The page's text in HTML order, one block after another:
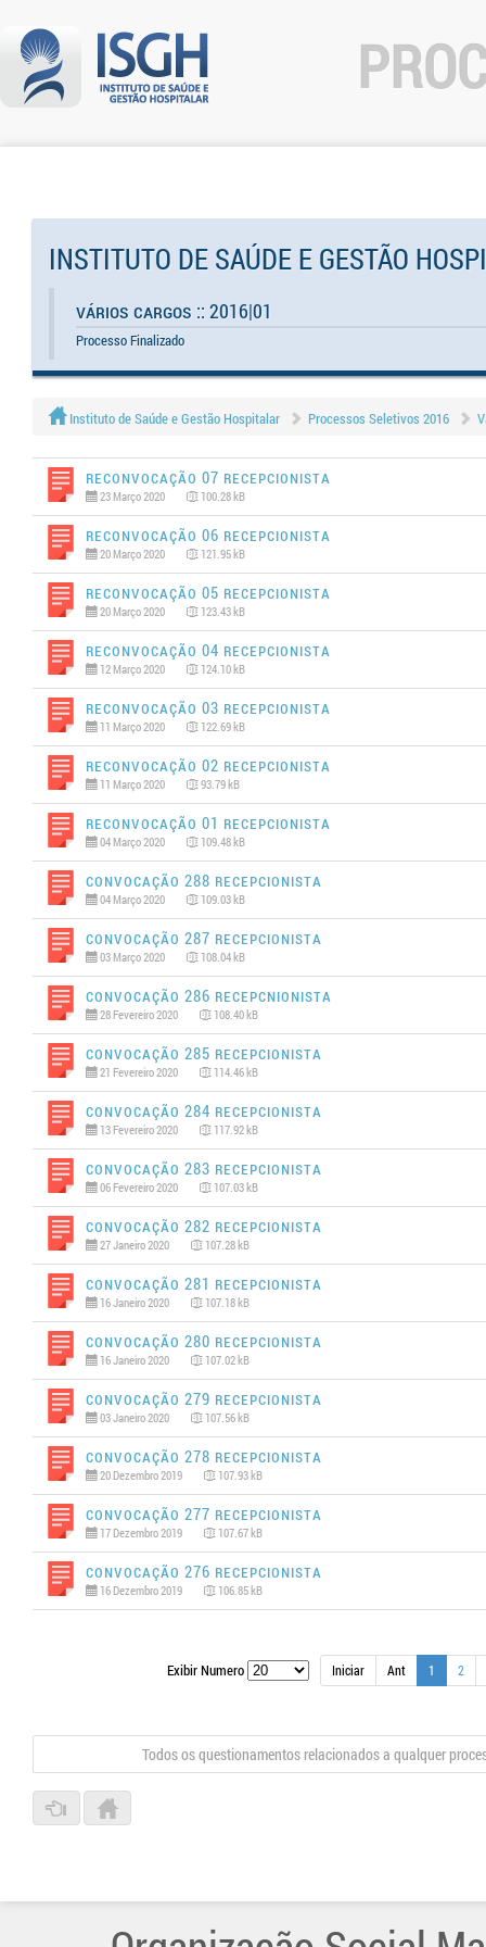
INSTITUTO DE SAÚDE E GESTÃO
Vários Cargos :: 2016|01
Processo Finalizado
Instituto de Saúde e Gestão Hospitalar Processos Seletivos 2016
Reconvocação 07 Recepcionista
23 Março 2020 100.28 kB
Reconvocação 06 RECEPCIONISTA
20 Março 2020 121.95 kB
Reconvocação 05 Recepcionista
20 Março 2020 123.43 kB
Reconvocação 04 Recepcionista
12 Março 2020 124.10 kB
Reconvocação 03 Recepcionista
11 Março 2020 122.69 kB
Reconvocação 02 RECEPCIONISTA
11 Março 2020 93.79 kB
Reconvocação 01 Recepcionista
04 Março 2020 109.48 kB
Convocação 288 Recepcionista
04 Março 2020 109.03 kB
Convocação 287 Recepcionista
03 Março 2020 108.04 kB
Convocação 286 Recepcnionista
28 Fevereiro 2020 108.40 kB
Convocação 285 Recepcionista
21 Fevereiro 2020 114.46 kB
Convocação 284 Recepcionista
13 Fevereiro 2020 117.92 kB
Convocação 283 Recepcionista
06 Fevereiro 2020 107.03 kB
Convocação 282 Recepcionista
27 Janeiro 2020 107.28 kB
Convocação 281 RECEPCIONISTA
16 Janeiro 2020 107.18 kB
Convocação 280 Recepcionista
16 Janeiro 2020 107.02 kB
Convocação 279 Recepcionista
03 Janeiro 2020 107.56 kB
Convocação 278 Recepcionista
20 Dezembro 2019 107.93 kB
Convocação 277 Recepcionista
17 Dezembro 2019 107.67 kB
Convocação 276 Recepcionista
16 Dezembro 2019 106.85 kB
Exibir Numero Iniciar Ant 1 2
Todos os questionamentos relacionados a qualquer